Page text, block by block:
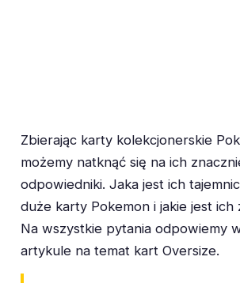
Zbierając karty kolekcjonerskie
możemy natknąć się na ich
odpowiedniki. Jaka jest ich
duże karty Pokemon i jakie jest ich
Na wszystkie pytania odpowiemy
artykule na temat kart Oversize.